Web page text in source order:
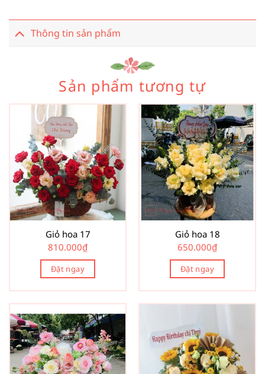
Thông tin sản phẩm
Sản phẩm tương tự
Giỏ hoa 17
810.000₫
Đặt ngay
Giỏ hoa 18
650.000₫
Đặt ngay